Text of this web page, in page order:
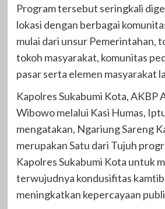
Program tersebut seringkali
lokasi dengan berbagai
mulai dari unsur Pemerintahan,
tokoh masyarakat, komunitas
pasar serta elemen masyarakat
Kapolres Sukabumi Kota, AKBP
Wibowo melalui Kasi Humas,
mengatakan, Ngariung Sareng
merupakan Satu dari Tujuh
Kapolres Sukabumi Kota untuk
terwujudnya kondusifitas
meningkatkan kepercayaan